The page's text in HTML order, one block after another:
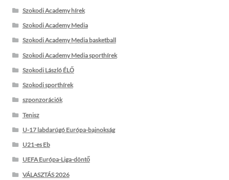
Szokodi Academy hírek
Szokodi Academy Media
Szokodi Academy Media basketball
Szokodi Academy Media sporthírek
Szokodi László ÉLŐ
Szokodi sporthírek
szponzorációk
Tenisz
U-17 labdarúgó Európa-bajnokság
U21-es Eb
UEFA Európa-Liga-döntő
VÁLASZTÁS 2026